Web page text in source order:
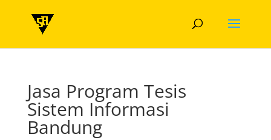
Jasa Program Tesis
Sistem Informasi
Bandung